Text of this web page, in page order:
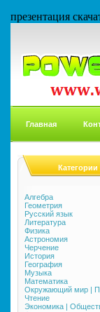
презентация
Главная
Категории
Алгебра
Геометрия
Русский язык
Литература
Физика
Астрономия
Черчение
История
География
Музыка
Математика
Окружающий мир |
Чтение
Экономика |